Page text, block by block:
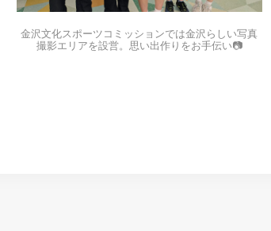
金沢文化スポーツコミッションでは金沢らしい写真
撮影エリアを設営。思い出作りをお手伝い📷